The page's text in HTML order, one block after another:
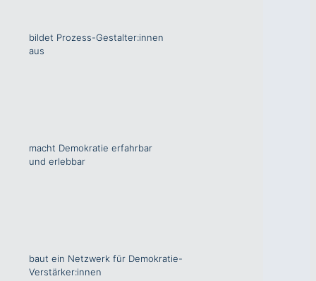
bildet Prozess-Gestalter:innen
aus
macht Demokratie erfahrbar
und erlebbar
baut ein Netzwerk für Demokratie-
Verstärker:innen